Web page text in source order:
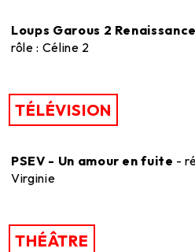
Loups Garous 2 Renaissance
rôle : Céline 2
TÉLÉVISION
PSEV - Un amour en fuite -
Virginie
THÉÂTRE